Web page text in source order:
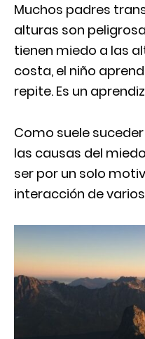
Muchos padres
alturas son
tienen miedo a las
costa, el niño
repite. Es un
Como suele
las causas del
ser por un solo
interacción de